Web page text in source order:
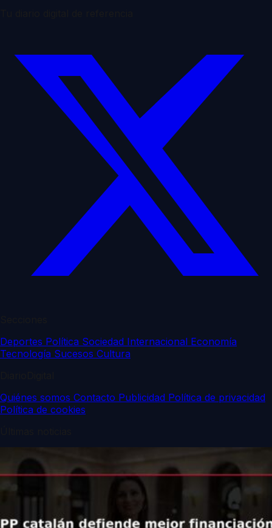
Deportes Política Sociedad Internacional Economía
Tecnología Sucesos Cultura
Quiénes somos Contacto Publicidad Política de privacidad
Política de cookies